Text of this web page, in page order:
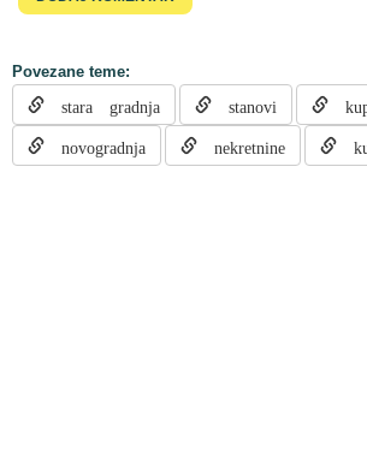
Povezane teme:
stara gradnja stanovi
novogradnja nekretnine